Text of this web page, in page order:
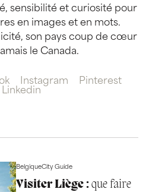
sensibilité et curiosité pour
en images et en mots.
son pays coup de cœur
le Canada.
Instagram
Pinterest
Linkedin
BelgiqueCity Guide
Visiter Liège :que faire